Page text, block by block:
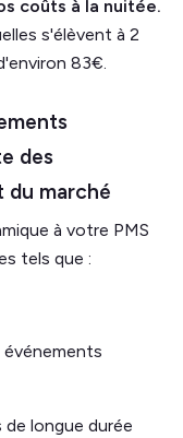
coûts à la nuitée.
s'élèvent à 2
83€.
des
du marché
à votre PMS
tels que :
de longue durée